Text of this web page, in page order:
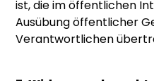
ist, die im öffentlichen
Ausübung öffentlicher
Verantwortlichen